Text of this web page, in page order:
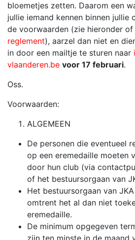
bloemetjes zetten. Daarom een
jullie iemand kennen binnen jullie
de voorwaarden (zie hieronder of
reglement), aarzel dan niet en
in door een mailtje te sturen naar
vlaanderen.be voor 17 februari.
Oss.
Voorwaarden:
ALGEMEEN
De personen die eventueel
op een eremedaille moeten
door hun club (via
of het bestuursorgaan van
Het bestuursorgaan van
omtrent het al dan niet
eremedaille.
De minimum opgegeven